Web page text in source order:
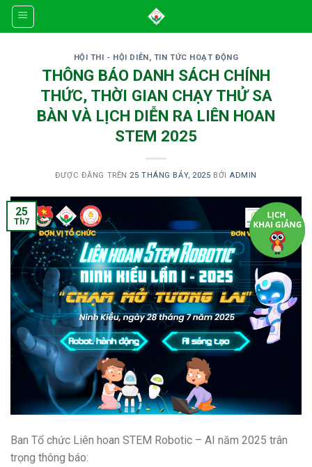
Skip
HỘI THI - HỘI DIỄN, TIN TỨC HOẠT ĐỘNG
THÔNG BÁO DANH SÁCH CHÍNH
THỨC, THỜI GIAN CHẠY THỬ SA
BÀN VÀ LỊCH DIỄN RA LIÊN HOAN
STEM 2025
ĐƯỢC ĐĂNG TRÊN 25 THÁNG BẢY, 2025 BỞI ADMIN
25
Th7
Ban Tổ chức Liên hoan STEM Robotic – AI năm 2025 trân
trọng thông báo: